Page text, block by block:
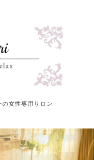
女性専用サロン